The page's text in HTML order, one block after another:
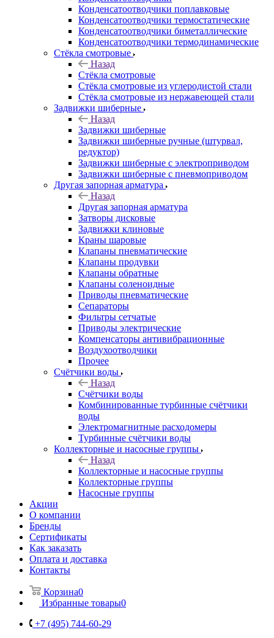
Конденсатоотводчики поплавковые
Конденсатоотводчики термостатические
Конденсатоотводчики биметаллические
Конденсатоотводчики термодинамические
Стёкла смотровые
Назад
Стёкла смотровые
Стёкла смотровые из углеродистой стали
Стёкла смотровые из нержавеющей стали
Задвижки шиберные
Назад
Задвижки шиберные
Задвижки шиберные ручные (штурвал,
редуктор)
Задвижки шиберные с электроприводом
Задвижки шиберные с пневмоприводом
Другая запорная арматура
Назад
Другая запорная арматура
Затворы дисковые
Задвижки клиновые
Краны шаровые
Клапаны пневматические
Клапаны продувки
Клапаны обратные
Клапаны соленоидные
Приводы пневматические
Сепараторы
Фильтры сетчатые
Приводы электрические
Компенсаторы антивибрационные
Воздухоотводчики
Прочее
Счётчики воды
Назад
Счётчики воды
Комбинированные турбинные счётчики
воды
Электромагнитные расходомеры
Турбинные счётчики воды
Коллекторные и насосные группы
Назад
Коллекторные и насосные группы
Коллекторные группы
Насосные группы
Акции
О компании
Бренды
Сертификаты
Как заказать
Оплата и доставка
Контакты
Корзина0
Избранные товары0
+7 (495) 744-60-29